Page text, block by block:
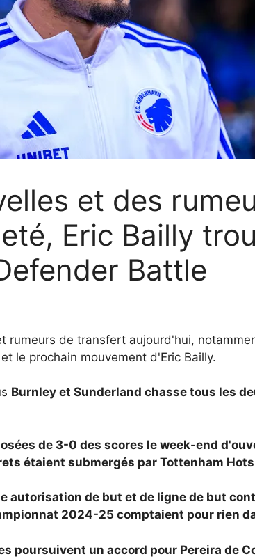
et des
Eric Bailly
Battle
rumeurs de transfert aujourd'hui,
le prochain mouvement d'Eric Bailly.
Burnley et Sunderland chasse tous les
de 3-0 des scores le week-end
étaient submergés par Tottenham
autorisation de but et de ligne de but
2024-25 comptaient pour rien
poursuivent un accord pour Pereira de